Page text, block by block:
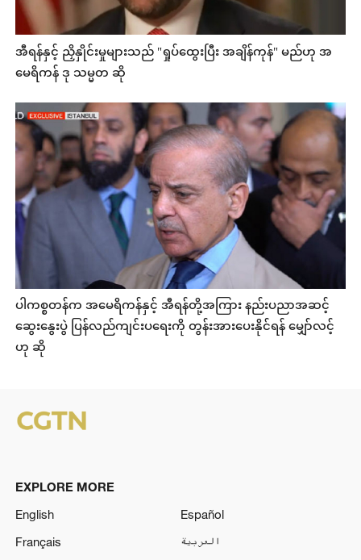
အီရန်နှင့် ညှိနှိုင်းမှုများသည် "ရှုပ်ထွေးပြီး အချိန်ကုန်" မည်ဟု အ
မေရိကန် ဒု သမ္မတ ဆို
ပါကစ္စတန်က အမေရိကန်နှင့် အီရန်တို့အကြား နည်းပညာအဆင့်
ဆွေးနွေးပွဲ ပြန်လည်ကျင်းပရေးကို တွန်းအားပေးနိုင်ရန် မျှော်လင့်
ဟု ဆို
EXPLORE MORE
English
Español
Français
العربية